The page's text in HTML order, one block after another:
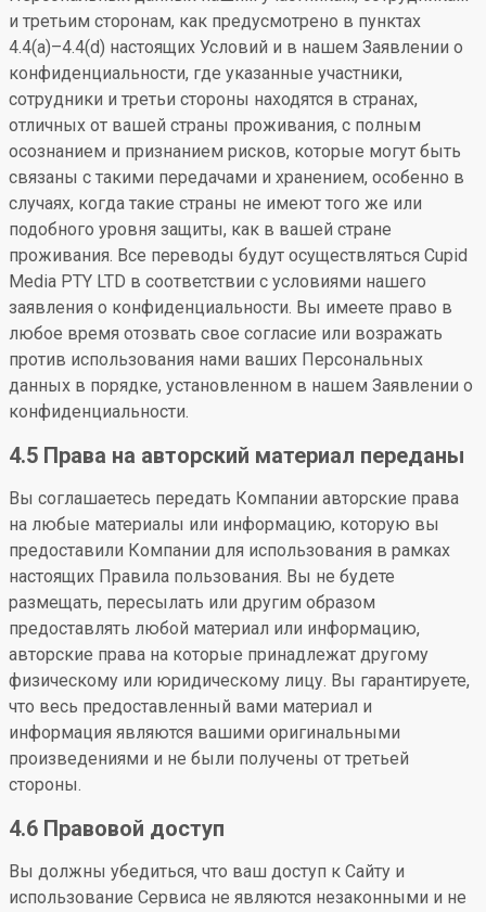
и третьим сторонам, как предусмотрено в пунктах
4.4(a)–4.4(d) настоящих Условий и в нашем Заявлении о
конфиденциальности, где указанные участники,
сотрудники и третьи стороны находятся в странах,
отличных от вашей страны проживания, с полным
осознанием и признанием рисков, которые могут быть
связаны с такими передачами и хранением, особенно в
случаях, когда такие страны не имеют того же или
подобного уровня защиты, как в вашей стране
проживания. Все переводы будут осуществляться Cupid
Media PTY LTD в соответствии с условиями нашего
заявления о конфиденциальности. Вы имеете право в
любое время отозвать свое согласие или возражать
против использования нами ваших Персональных
данных в порядке, установленном в нашем Заявлении о
конфиденциальности.
4.5 Права на авторский материал переданы
Вы соглашаетесь передать Компании авторские права
на любые материалы или информацию, которую вы
предоставили Компании для использования в рамках
настоящих Правила пользования. Вы не будете
размещать, пересылать или другим образом
предоставлять любой материал или информацию,
авторские права на которые принадлежат другому
физическому или юридическому лицу. Вы гарантируете,
что весь предоставленный вами материал и
информация являются вашими оригинальными
произведениями и не были получены от третьей
стороны.
4.6 Правовой доступ
Вы должны убедиться, что ваш доступ к Сайту и
использование Сервиса не являются незаконными и не